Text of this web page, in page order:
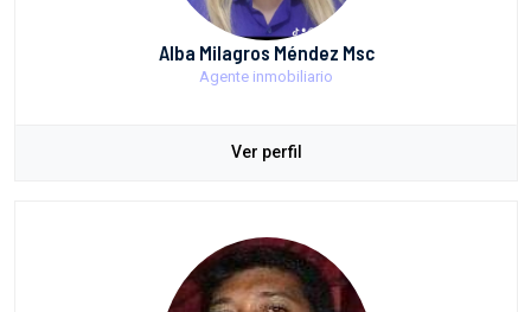
Alba Milagros Méndez Msc
Agente inmobiliario
Ver perfil